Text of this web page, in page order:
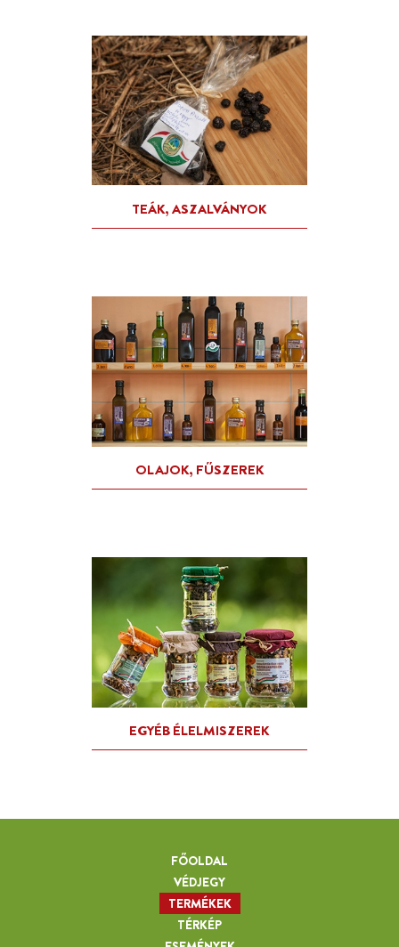
HÚSKÉSZÍTMÉNYEK
TEJTERMÉKEK
FŐOLDAL
VÉDJEGY
TERMÉKEK
TÉRKÉP